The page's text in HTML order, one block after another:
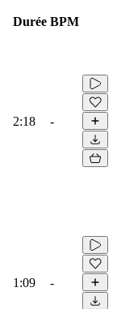
Durée BPM
2:18 -
1:09 -